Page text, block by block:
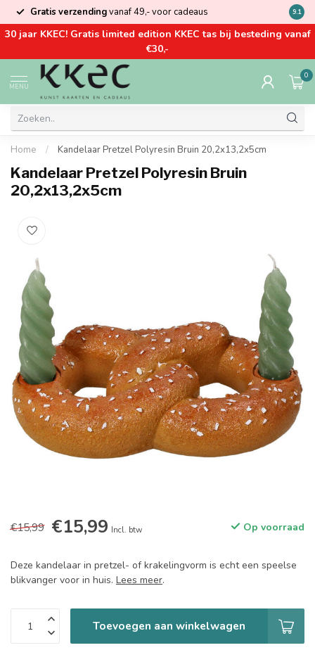
Gratis verzendingvanaf 49,- voor cadeaus Kom
9.1
30 jaar KKEC! Gratis limited edition KKEC tas bij besteding vanaf
€30,-
MENU
0
Home / Kandelaar Pretzel Polyresin Bruin 20,2x13,2x5cm
Kandelaar Pretzel Polyresin Bruin
20,2x13,2x5cm
€15,99 €15,99 Incl. btw Op voorraad
Deze kandelaar in pretzel- of krakelingvorm is echt een speelse
blikvanger voor in huis. Lees meer.
Toevoegen aan winkelwagen